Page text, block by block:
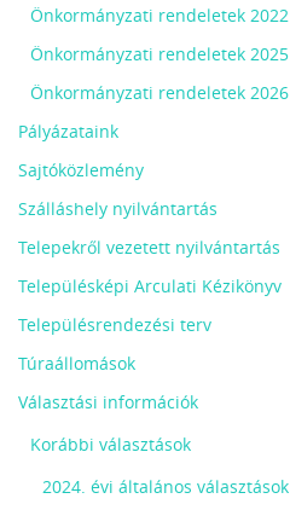
Önkormányzati rendeletek 2022
Önkormányzati rendeletek 2025
Önkormányzati rendeletek 2026
Pályázataink
Sajtóközlemény
Szálláshely nyilvántartás
Telepekről vezetett nyilvántartás
Településképi Arculati Kézikönyv
Településrendezési terv
Túraállomások
Választási információk
Korábbi választások
2024. évi általános választások